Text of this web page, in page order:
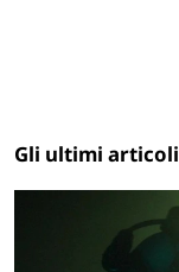
Gli ultimi articoli